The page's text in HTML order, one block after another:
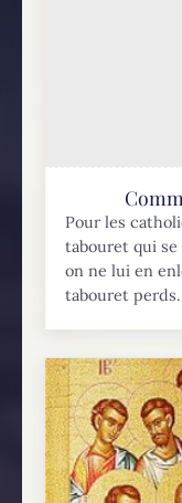
Pour les
tabouret qui
on ne lui en
tabouret